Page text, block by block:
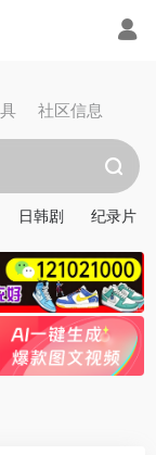
社区信息
日韩剧 纪录片